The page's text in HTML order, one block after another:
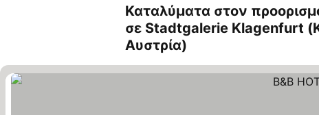
Καταλύματα στον
σε Stadtgalerie Klagenfurt
Αυστρία)